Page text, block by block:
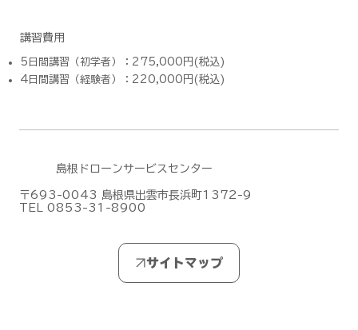
講習費用
​5日間講習（初学者）：275,000円(税込)
​4日間講習（経験者）：220,000円(税込)
島根ドローンサービスセンター
〒693-0043 島根県出雲市長浜町1372-9
TEL 0853-31-8900